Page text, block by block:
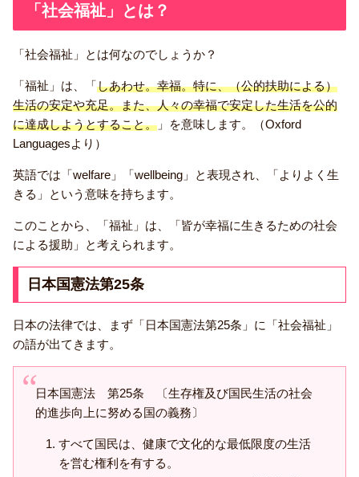
「社会福祉」とは？
「社会福祉」とは何なのでしょうか？
「福祉」は、「しあわせ。幸福。特に、（公的扶助による）
生活の安定や充足。また、人々の幸福で安定した生活を公的
に達成しようとすること。 」を意味します。（Oxford
Languagesより）
英語では「welfare」「wellbeing」と表現され、「よりよく生
きる」という意味を持ちます。
このことから、「福祉」は、「皆が幸福に生きるための社会
による援助」と考えられます。
日本国憲法第25条
日本の法律では、まず「日本国憲法第25条」に「社会福祉」
の語が出てきます。
日本国憲法 第25条 〔生存権及び国民生活の社会
的進歩向上に努める国の義務〕
すべて国民は、健康で文化的な最低限度の生活
を営む権利を有する。